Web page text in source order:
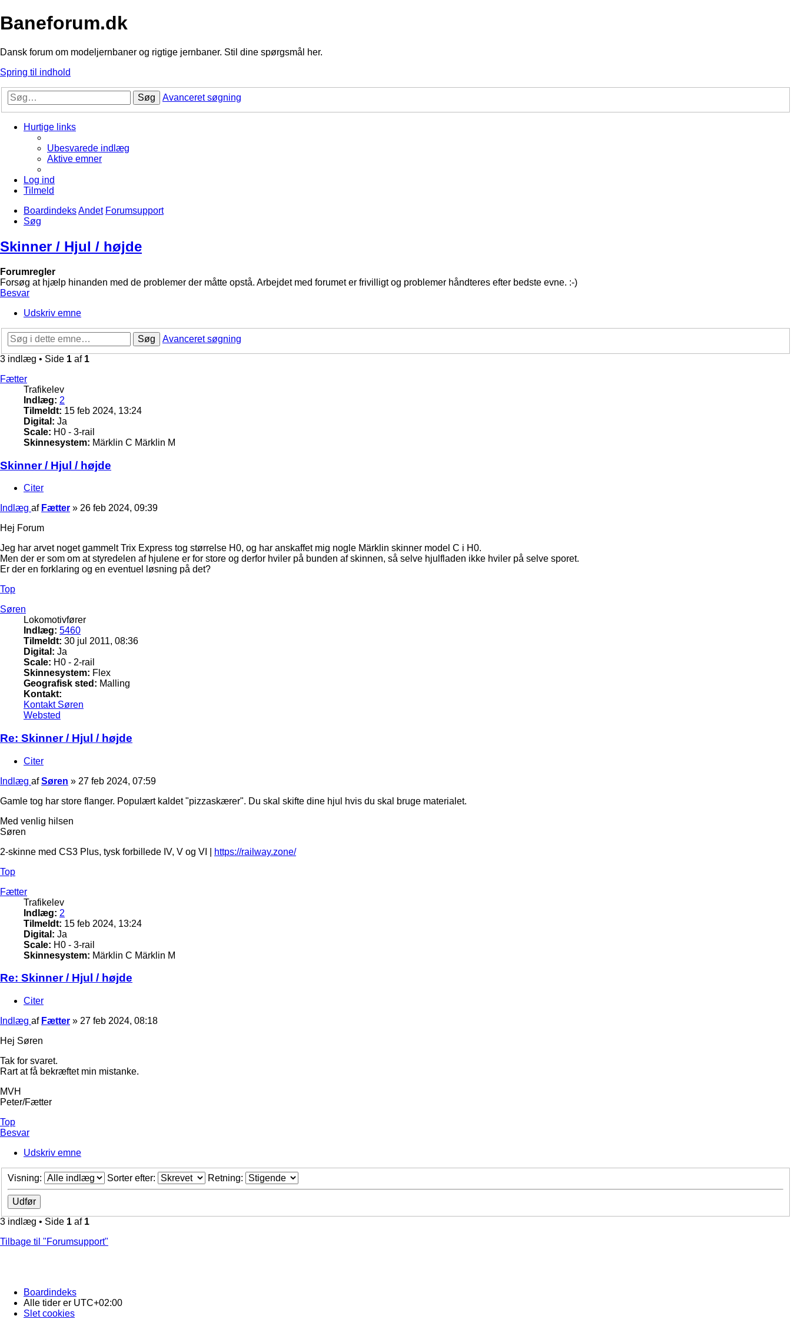
Baneforum.dk
Dansk forum om modeljernbaner og rigtige jernbaner. Stil dine spørgsmål her.
Spring til indhold
Søg Avanceret søgning
Hurtige links
Ubesvarede indlæg
Aktive emner
Log ind
Tilmeld
BoardindeksAndet Forumsupport
Søg
Skinner / Hjul / højde
Forumregler
Forsøg at hjælp hinanden med de problemer der måtte opstå. Arbejdet med forumet er frivilligt og problemer håndteres efter bedste evne. :-)
Besvar
Udskriv emne
Søg
Avanceret søgning
3 indlæg • Side 1 af 1
Fætter
Trafikelev
Indlæg: 2
Tilmeldt: 15 feb 2024, 13:24
Digital: Ja
Scale: H0 - 3-rail
Skinnesystem: Märklin C Märklin M
Skinner / Hjul / højde
Citer
Indlæg af Fætter » 26 feb 2024, 09:39
Hej Forum
Jeg har arvet noget gammelt Trix Express tog størrelse H0, og har anskaffet mig nogle Märklin skinner model C i H0.
Men der er som om at styredelen af hjulene er for store og derfor hviler på bunden af skinnen, så selve hjulfladen ikke hviler på selve sporet.
Er der en forklaring og en eventuel løsning på det?
Top
Søren
Lokomotivfører
Indlæg: 5460
Tilmeldt: 30 jul 2011, 08:36
Digital: Ja
Scale: H0 - 2-rail
Skinnesystem: Flex
Geografisk sted: Malling
Kontakt:
Kontakt Søren
Websted
Re: Skinner / Hjul / højde
Citer
Indlæg afSøren » 27 feb 2024, 07:59
Gamle tog har store flanger. Populært kaldet "pizzaskærer". Du skal skifte dine hjul hvis du skal bruge materialet.
Med venlig hilsen
Søren
2-skinne med CS3 Plus, tysk forbillede IV, V og VI |
https://railway.zone/
Top
Fætter
Trafikelev
Indlæg: 2
Tilmeldt: 15 feb 2024, 13:24
Digital: Ja
Scale: H0 - 3-rail
Skinnesystem: Märklin C Märklin M
Re: Skinner / Hjul / højde
Citer
Indlæg af Fætter » 27 feb 2024, 08:18
Hej Søren
Tak for svaret.
Rart at få bekræftet min mistanke.
MVH
Peter/Fætter
Top
Besvar
Udskriv emne
Visning: Sorter efter: Retning:
3 indlæg • Side 1 af 1
Tilbage til "Forumsupport"
Boardindeks
Alle tider er UTC+02:00
Slet cookies